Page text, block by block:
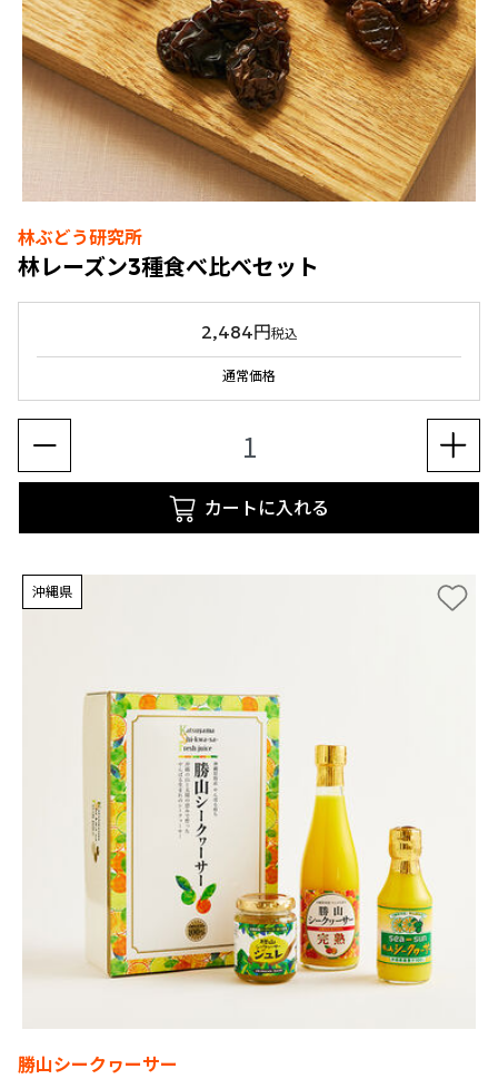
林ぶどう研究所
林レーズン3種食べ比べセット
2,484円税込
通常価格
カートに入れる
沖縄県
勝山シークヮーサー